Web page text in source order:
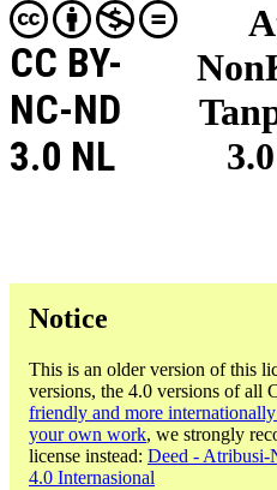
CC BY-
NC-ND
3.0 NL
Notice
This is an older version of this
versions, the 4.0 versions of all
friendly and more
your own work, we strongly
license instead: Deed - Atribusi-
4.0 Internasional